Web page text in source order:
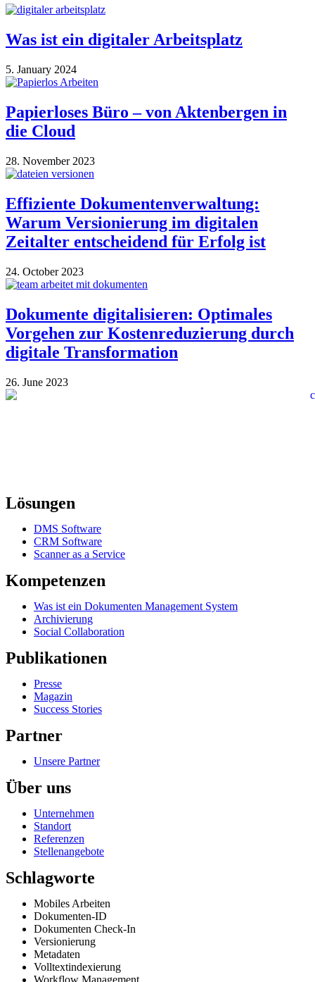
Was ist ein digitaler Arbeitsplatz
5. January 2024
Papierloses Büro – von Aktenbergen in
die Cloud
28. November 2023
Effiziente Dokumentenverwaltung:
Warum Versionierung im digitalen
Zeitalter entscheidend für Erfolg ist
24. October 2023
Dokumente digitalisieren: Optimales
Vorgehen zur Kostenreduzierung durch
digitale Transformation
26. June 2023
Lösungen
DMS Software
CRM Software
Scanner as a Service
Kompetenzen
Was ist ein Dokumenten Management System
Archivierung
Social Collaboration
Publikationen
Presse
Magazin
Success Stories
Partner
Unsere Partner
Über uns
Unternehmen
Standort
Referenzen
Stellenangebote
Schlagworte
Mobiles Arbeiten
Dokumenten-ID
Dokumenten Check-In
Versionierung
Metadaten
Volltextindexierung
Workflow Management